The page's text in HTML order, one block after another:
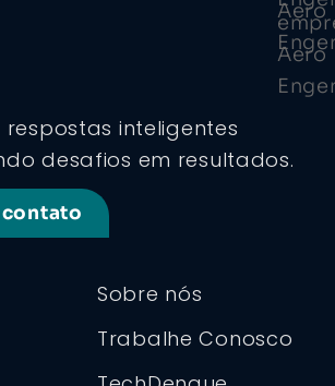
inteligentes
desafios em resultados.
contato
Sobre nós
Trabalhe Conosco